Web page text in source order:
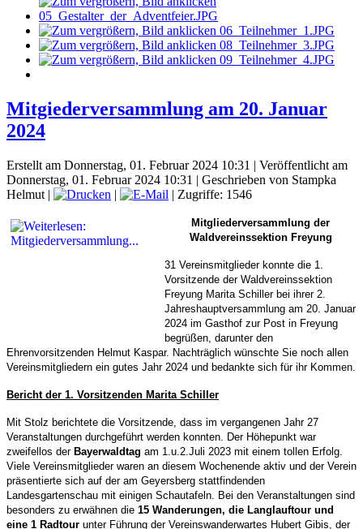
Mitgiederversammlung am 20. Januar
2024
Erstellt am Donnerstag, 01. Februar 2024 10:31 | Veröffentlicht am
Donnerstag, 01. Februar 2024 10:31 | Geschrieben von Stampka
Helmut | | | Zugriffe: 1546
Mitgliederversammlung der
Waldvereinssektion Freyung
31 Vereinsmitglieder konnte die 1.
Vorsitzende der Waldvereinssektion
Freyung Marita Schiller bei ihrer 2.
Jahreshauptversammlung am 20. Januar
2024 im Gasthof zur Post in Freyung
begrüßen, darunter den
Ehrenvorsitzenden Helmut Kaspar. Nachträglich wünschte Sie noch allen
Vereinsmitgliedern ein gutes Jahr 2024 und bedankte sich für ihr Kommen.
Bericht der 1. Vorsitzenden Marita Schiller
Mit Stolz berichtete die Vorsitzende, dass im vergangenen Jahr 27
Veranstaltungen durchgeführt werden konnten. Der Höhepunkt war
zweifellos der Bayerwaldtag am 1.u.2.Juli 2023 mit einem tollen Erfolg.
Viele Vereinsmitglieder waren an diesem Wochenende aktiv und der Verein
präsentierte sich auf der am Geyersberg stattfindenden
Landesgartenschau mit einigen Schautafeln. Bei den Veranstaltungen sind
besonders zu erwähnen die 15 Wanderungen, die Langlauftour und
eine 1 Radtour unter Führung der Vereinswanderwartes Hubert Gibis, der